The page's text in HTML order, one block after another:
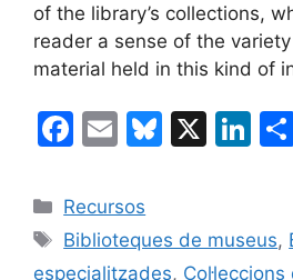
of the library’s collections,
reader a sense of the
material held in this kind of
F
c
e
b
E
ai
l
Bl
s
k
X
Li
e
dI
Categories
Recursos
Etiquetes
Biblioteques de museus,
especialitzades,